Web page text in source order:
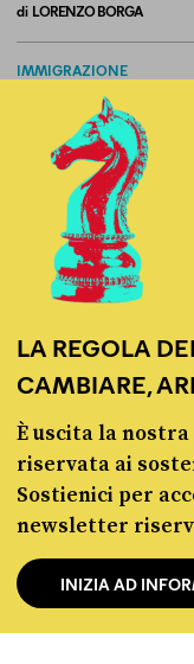
LA REGOLA
CAMBIARE,
È uscita la
riservata ai
Sostienici per
newsletter
INIZIA AD
di LORENZO BORGA
IMMIGRAZIONE
La linea dell’Italia
convinto l’Unione
LEONARDO BECCHI
La linea dell’Italia su
Fact-